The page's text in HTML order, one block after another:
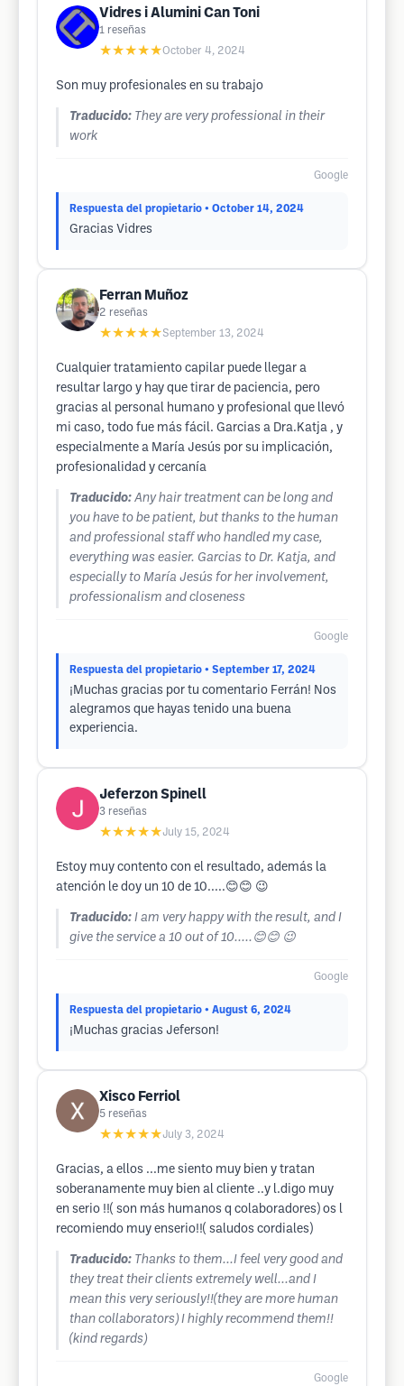
Vidres i Alumini Can Toni
1 reseñas
★★★★★October 4, 2024
Son muy profesionales en su trabajo
Traducido: They are very professional in their
work
Google
Respuesta del propietario • October 14, 2024
Gracias Vidres
Ferran Muñoz
2 reseñas
★★★★★September 13, 2024
Cualquier tratamiento capilar puede llegar a
resultar largo y hay que tirar de paciencia, pero
gracias al personal humano y profesional que llevó
mi caso, todo fue más fácil. Garcias a Dra.Katja , y
especialmente a María Jesús por su implicación,
profesionalidad y cercanía
Traducido: Any hair treatment can be long and
you have to be patient, but thanks to the human
and professional staff who handled my case,
everything was easier. Garcias to Dr. Katja, and
especially to María Jesús for her involvement,
professionalism and closeness
Google
Respuesta del propietario • September 17, 2024
¡Muchas gracias por tu comentario Ferrán! Nos
alegramos que hayas tenido una buena
experiencia.
Jeferzon Spinell
3 reseñas
★★★★★July 15, 2024
Estoy muy contento con el resultado, además la
atención le doy un 10 de 10.....😊😊 😉
Traducido: I am very happy with the result, and I
give the service a 10 out of 10.....😊😊 😉
Google
Respuesta del propietario • August 6, 2024
¡Muchas gracias Jeferson!
Xisco Ferriol
5 reseñas
★★★★★July 3, 2024
Gracias, a ellos ...me siento muy bien y tratan
soberanamente muy bien al cliente ..y l.digo muy
en serio !!( son más humanos q colaboradores) os l
recomiendo muy enserio!!( saludos cordiales)
Traducido: Thanks to them...I feel very good and
they treat their clients extremely well...and I
mean this very seriously!!(they are more human
than collaborators) I highly recommend them!!
(kind regards)
Google